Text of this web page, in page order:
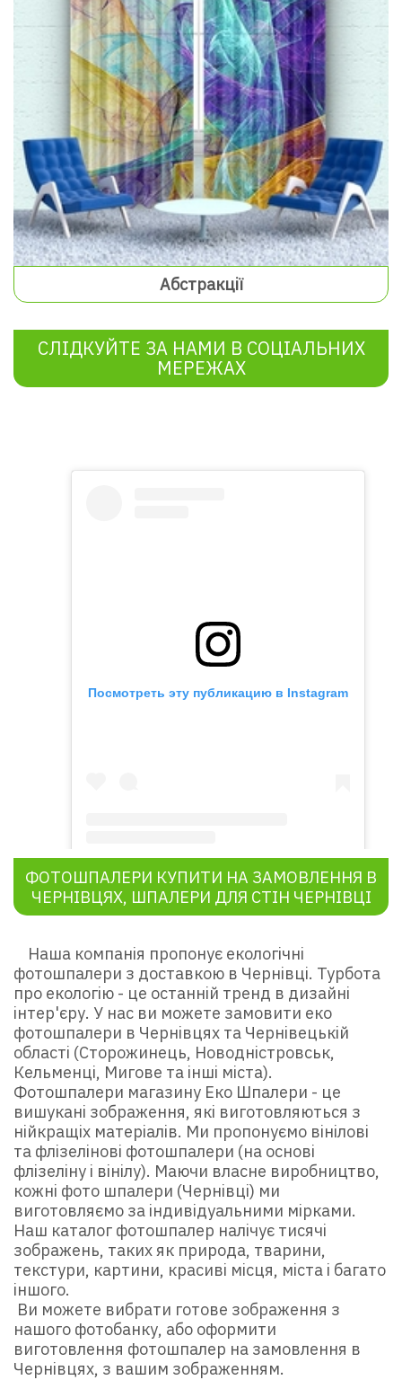
Абстракції
СЛІДКУЙТЕ ЗА НАМИ В СОЦІАЛЬНИХ
МЕРЕЖАХ
Посмотреть эту публикацию в Instagram
Публикация от Фабрика фотообоев и фотоштор (@ecooboi.com.ua)
ФОТОШПАЛЕРИ КУПИТИ НА ЗАМОВЛЕННЯ В
ЧЕРНІВЦЯХ, ШПАЛЕРИ ДЛЯ СТІН ЧЕРНІВЦІ
Наша компанія пропонує екологічні
фотошпалери з доставкою в Чернівці. Турбота
про екологію - це останній тренд в дизайні
інтер'єру. У нас ви можете замовити еко
фотошпалери в Чернівцях та Чернівецькій
області (Сторожинець, Новодністровськ,
Кельменці, Мигове та інші міста).
Фотошпалери магазину Еко Шпалери - це
вишукані зображення, які виготовляються з
нійкращіх матеріалів. Ми пропонуємо вінілові
та флізелінові фотошпалери (на основі
флізеліну і вінілу). Маючи власне виробництво,
кожні фото шпалери (Чернівці) ми
виготовляємо за індивідуальними мірками.
Наш каталог фотошпалер налічує тисячі
зображень, таких як природа, тварини,
текстури, картини, красиві місця, міста і багато
іншого.
Ви можете вибрати готове зображення з
нашого фотобанку, або оформити
виготовлення фотошпалер на замовлення в
Чернівцях, з вашим зображенням.